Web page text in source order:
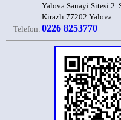
Yalova Sanayi Sitesi 2.
Kirazlı 77202 Yalova
Telefon: 0226 8253770